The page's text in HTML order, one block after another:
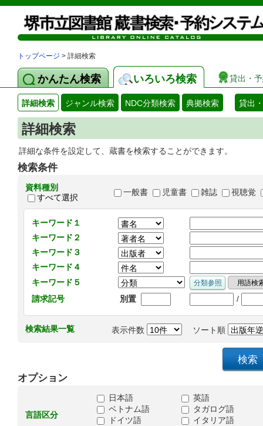
トップページ > 詳細検索
かんたん検索 いろいろ検索 貸出・
詳細検索 ジャンル検索 NDC分類検索 典拠検索 貸出
詳細検索
詳細な条件を設定して、蔵書を検索することができます。
検索条件
資料種別
すべて選択
一般書 児童書 雑誌 視聴覚
キーワード１
キーワード２
キーワード３
キーワード４
キーワード５
請求記号
別置 /
検索結果一覧 表示件数 ソート順
オプション
言語区分
日本語
英語
ベトナム語
タガログ語
ドイツ語
イタリア語